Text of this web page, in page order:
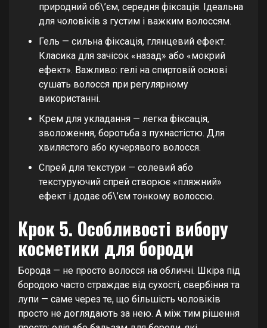
природний об\’єм, середня фіксація. Ідеальна
для чоловіків з густим і важким волоссям.
Гель — сильна фіксація, глянцевий ефект.
Класика для зачісок «назад» або «мокрий
ефект». Важливо: гелі на спиртовій основі
сушать волосся при регулярному
використанні.
Крем для укладання — легка фіксація,
зволоження, боротьба з пухнастістю. Для
хвилястого або кучерявого волосся.
Спрей для текстури — солевий або
текстуруючий спрей створює «пляжний»
ефект і додає об\’єм тонкому волоссю.
Крок 5. Особливості вибору
косметики для бороди
Борода — не просто волосся на обличчі. Шкіра під
бородою часто страждає від сухості, свербіння та
лупи — саме через те, що більшість чоловіків
просто не доглядають за нею. А між тим рішення